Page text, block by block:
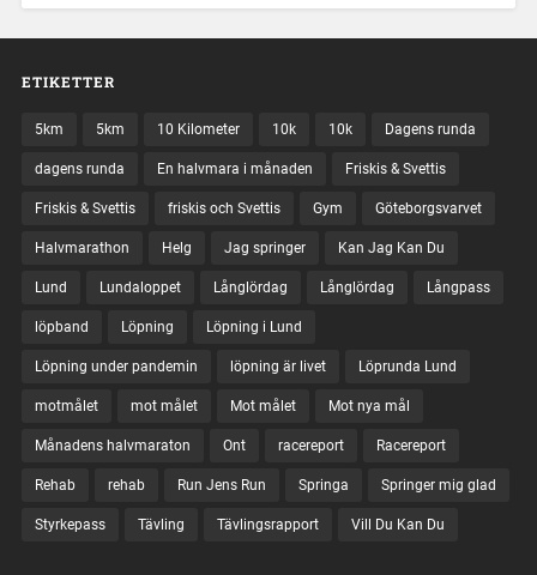
ETIKETTER
5km 5km 10 Kilometer 10k 10k Dagens runda
dagens runda En halvmara i månaden Friskis & Svettis
Friskis & Svettis friskis och Svettis Gym Göteborgsvarvet
Halvmarathon Helg Jag springer Kan Jag Kan Du
Lund Lundaloppet Långlördag Långlördag Långpass
löpband Löpning Löpning i Lund
Löpning under pandemin löpning är livet Löprunda Lund
motmålet mot målet Mot målet Mot nya mål
Månadens halvmaraton Ont racereport Racereport
Rehab rehab Run Jens Run Springa Springer mig glad
Styrkepass Tävling Tävlingsrapport Vill Du Kan Du